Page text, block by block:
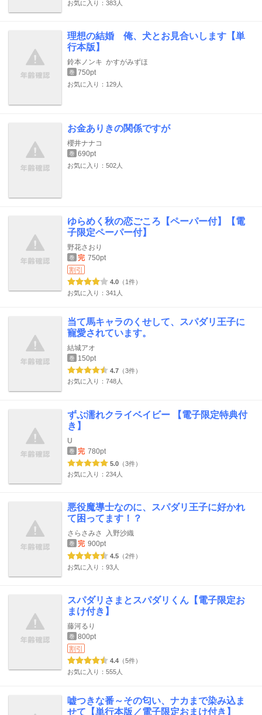
お気に入り：383人
理想の結婚 俺、犬とお見合いします【単
行本版】
鈴本ノンキ かすがみずほ
巻 750pt
お気に入り：129人
お金ありきの関係ですが
櫻井ナナコ
巻 690pt
お気に入り：502人
ゆらめく秋の恋ごころ【ペーパー付】【電
子限定ペーパー付】
野花さおり
巻 完 750pt
割引
4.0 （1件）
お気に入り：341人
当て馬キャラのくせして、スパダリ王子に
寵愛されています。
結城アオ
巻 150pt
4.7 （3件）
お気に入り：748人
ずぶ濡れクライベイビー 【電子限定特典付
き】
U
巻 完 780pt
5.0 （3件）
お気に入り：234人
悪役魔導士なのに、スパダリ王子に好かれ
て困ってます！？
さらさみさ 入野沙織
巻 完 900pt
4.5 （2件）
お気に入り：93人
スパダリさまとスパダリくん【電子限定お
まけ付き】
藤河るり
巻 800pt
割引
4.4 （5件）
お気に入り：555人
嘘つきな番～その匂い、ナカまで染み込ま
せて【単行本版／電子限定おまけ付き】